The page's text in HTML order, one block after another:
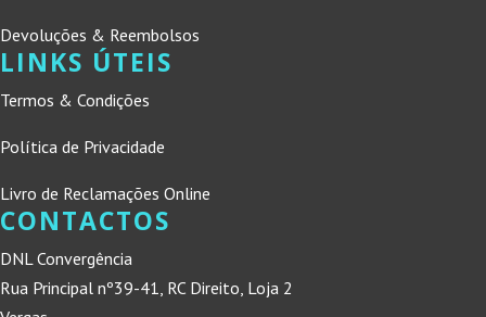
Devoluções & Reembolsos
LINKS ÚTEIS
Termos & Condições
Política de Privacidade
Livro de Reclamações Online
CONTACTOS
DNL Convergência
Rua Principal nº39-41, RC Direito, Loja 2